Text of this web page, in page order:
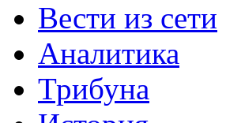
Вести из сети
Аналитика
Трибуна